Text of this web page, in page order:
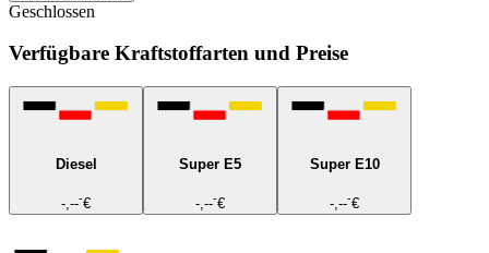
Geschlossen
Verfügbare Kraftstoffarten und Preise
Diesel
-,---€
Super E5
-,---€
Super E10
-,---€